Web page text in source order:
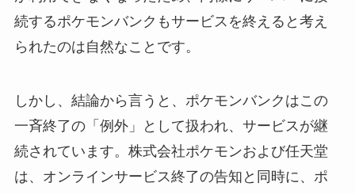
続するポケモンバンクもサービスを終えると考え
られたのは自然なことです。
しかし、結論から言うと、ポケモンバンクはこの
一斉終了の「例外」として扱われ、サービスが継
続されています。株式会社ポケモンおよび任天堂
は、オンラインサービス終了の告知と同時に、ポ